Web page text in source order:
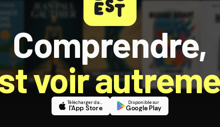
Comprendre,
voir
Télécharger dans
l'App Store
Disponible sur
Google Play